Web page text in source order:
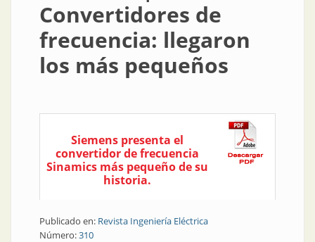
Convertidores de
frecuencia: llegaron
los más pequeños
Siemens presenta el
convertidor de frecuencia
Sinamics más pequeño de su
historia.
Publicado en: Revista Ingeniería Eléctrica
Número:310